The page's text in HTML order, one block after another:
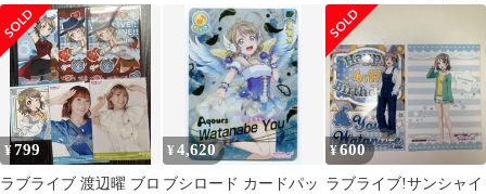
¥799
ラブライブ 渡辺曜 ブロ
¥4,620
ブシロード カードパッ
¥600
ラブライブ!サンシャイ